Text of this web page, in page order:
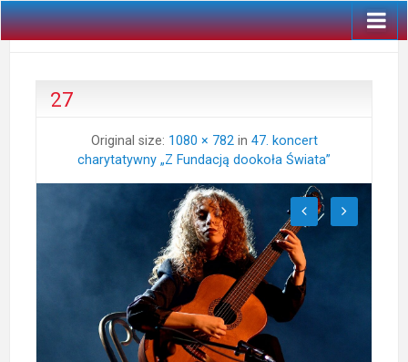
27
Original size: 1080 × 782in 47. koncert
charytatywny „Z Fundacją dookoła Świata”